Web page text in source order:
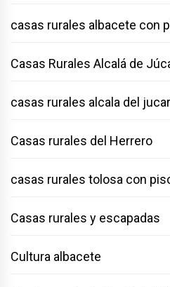
casas rurales albacete con
Casas Rurales Alcalá de
casas rurales alcala del
Casas rurales del Herrero
casas rurales tolosa con
Casas rurales y escapadas
Cultura albacete